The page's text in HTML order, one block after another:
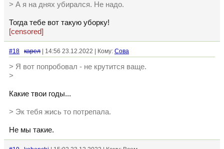
> А я на днях убирался. Не надо.
Тогда тебе вот такую уборку!
[censored]
#18 кaрел | 14:56 23.12.2022 | Кому: Сова
> Я вот попробовал - не крутится ваще.
>
Какие твои годы...
> Эк тебя жись то потрепала.
Не мы такие.